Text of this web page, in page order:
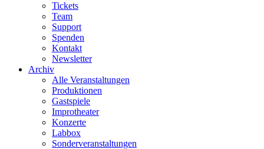
Tickets
Team
Support
Spenden
Kontakt
Newsletter
Archiv
Alle Veranstaltungen
Produktionen
Gastspiele
Improtheater
Konzerte
Labbox
Sonderveranstaltungen